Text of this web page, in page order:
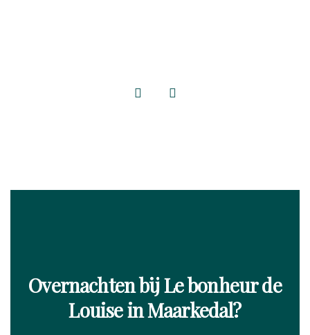
Overnachten bij Le bonheur de
Louise in Maarkedal?